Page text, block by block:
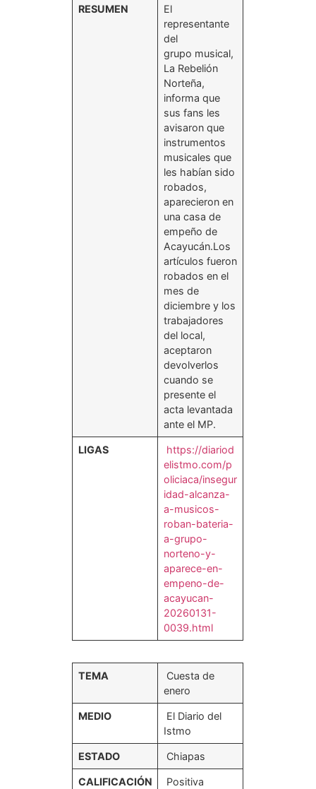
RESUMEN
El
representante
del
grupo musical,
La Rebelión
Norteña,
informa que
sus fans les
avisaron que
instrumentos
musicales que
les habían sido
robados,
aparecieron en
una casa de
empeño de
Acayucán.Los
artículos fueron
robados en el
mes de
diciembre y los
trabajadores
del local,
aceptaron
devolverlos
cuando se
presente el
acta levantada
ante el MP.
LIGAS
https://diariod
elistmo.com/p
oliciaca/insegur
idad-alcanza-
a-musicos-
roban-bateria-
a-grupo-
norteno-y-
aparece-en-
empeno-de-
acayucan-
20260131-
0039.html
TEMA
Cuesta de
enero
MEDIO
El Diario del
Istmo
ESTADO Chiapas
CALIFICACIÓN
Positiva